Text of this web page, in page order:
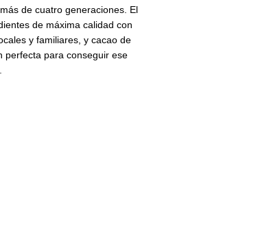
de cuatro generaciones. El
de máxima calidad con
y familiares, y cacao de
perfecta para conseguir ese